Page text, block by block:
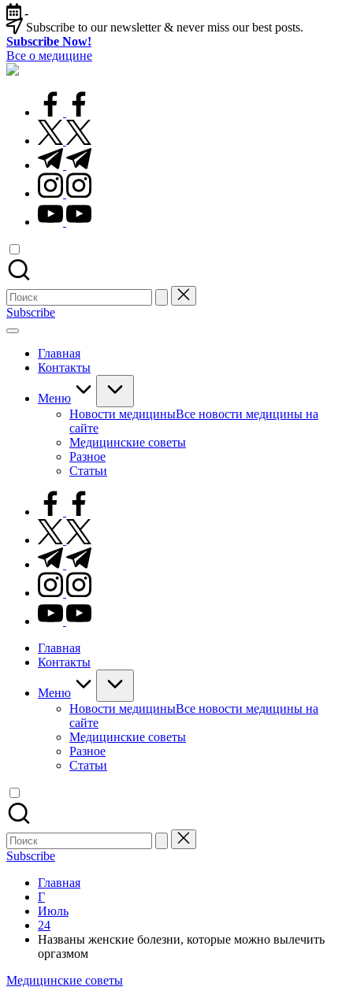
Перейти
к
содержимому
-
Subscribe to our newsletter & never miss our best posts.
Subscribe Now!
Все о медицине
Лечитесь
facebook.com
twitter.com
t.me
instagram.com
youtube.com
Поиск
для:
Subscribe
Главная
Контакты
Меню
Новости медициныВсе новости медицины на
сайте
Медицинские советы
Разное
Статьи
facebook.com
twitter.com
t.me
instagram.com
youtube.com
Главная
Контакты
Меню
Новости медициныВсе новости медицины на
сайте
Медицинские советы
Разное
Статьи
Поиск
для:
Subscribe
Главная
Г
Июль
24
Названы женские болезни, которые можно вылечить
оргазмом
Опубликовано
Медицинские советы